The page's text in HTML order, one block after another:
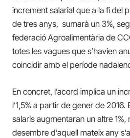
increment salarial que a la fi del
de tres anys, sumarà un 3%,
federació Agroalimentària de
totes les vagues que s’havien
coincidir amb el període
En concret, l’acord implica un
l’1,5% a partir de gener de 2016.
salaris augmentaran un altre 1%,
desembre d’aquell mateix any